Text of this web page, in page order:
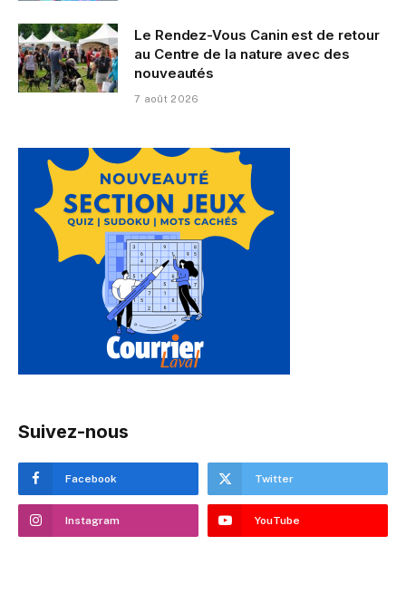
Le Rendez-Vous Canin est de retour
au Centre de la nature avec des
nouveautés
7 août 2026
Suivez-nous
Facebook Twitter
Instagram YouTube